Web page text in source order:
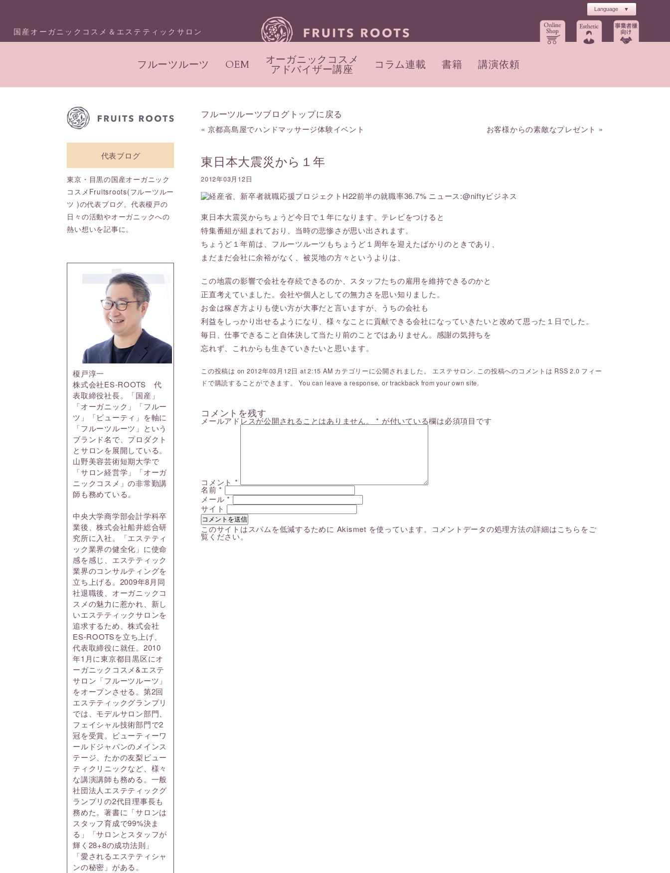
国産オーガニックコスメ＆エステティックサロン
フルーツルーツ OEM オーガニックコスメ
アドバイザー講座 コラム連載 書籍 講演依頼
フルーツルーツブログトップに戻る
« 京都高島屋でハンドマッサージ体験イベント お客様からの素敵なプレゼント »
東日本大震災から１年
2012年03月12日
東日本大震災からちょうど今日で１年になります。テレビをつけると
特集番組が組まれており、当時の悲惨さが思い出されます。
ちょうど１年前は、フルーツルーツもちょうど１周年を迎えたばかりのときであり、
まだまだ会社に余裕がなく、被災地の方々というよりは、
この地震の影響で会社を存続できるのか、スタッフたちの雇用を維持できるのかと
正直考えていました。会社や個人としての無力さを思い知りました。
お金は稼ぎ方よりも使い方が大事だと言いますが、うちの会社も
利益をしっかり出せるようになり、様々なことに貢献できる会社になっていきたいと改めて思った１日でした。
毎日、仕事できること自体決して当たり前のことではありません。感謝の気持ちを
忘れず、これからも生きていきたいと思います。
この投稿は on 2012年03月12日 at 2:15 AM カテゴリーに公開されました。 エステサロン. この投稿へのコメントは RSS 2.0 フィー
ドで購読することができます。 You canleave a response, ortrackback from your own site.
コメントを残す
メールアドレスが公開されることはありません。 * が付いている欄は必須項目です
コメント *
名前*
メール*
サイト
このサイトはスパムを低減するために Akismet を使っています。
コメントデータの処理方法の詳細はこちらをご
覧ください。
代表ブログ
東京・目黒の国産オーガニック
コスメFruitsroots(フルーツルー
ツ )の代表ブログ。代表榎戸の
日々の活動やオーガニックへの
熱い想いを記事に。
榎戸淳一
株式会社ES-ROOTS 代
表取締役社長。「国産」
「オーガニック」「フルー
ツ」「ビューティ」を軸に
「フルーツルーツ」という
ブランド名で、プロダクト
とサロンを展開している。
山野美容芸術短期大学で
「サロン経営学」「オーガ
ニックコスメ」の非常勤講
師も務めている。
中央大学商学部会計学科卒
業後、株式会社船井総合研
究所に入社。「エステティ
ック業界の健全化」に使命
感を感じ、エステティック
業界のコンサルティングを
立ち上げる。2009年8月同
社退職後、オーガニックコ
スメの魅力に惹かれ、新し
いエステティックサロンを
追求するため、株式会社
ES-ROOTSを立ち上げ、
代表取締役に就任。2010
年1月に東京都目黒区にオ
ーガニックコスメ&エステ
サロン「フルーツルーツ」
をオープンさせる。第2回
エステティックグランプリ
では、モデルサロン部門、
フェイシャル技術部門で2
冠を受賞。ビューティーワ
ールドジャパンのメインス
テージ、たかの友梨ビュー
ティクリニックなど、様々
な講演講師も務める。一般
社団法人エステティックグ
ランプリの2代目理事長も
務めた。著書に「サロンは
スタッフ育成で99%決ま
る」「サロンとスタッフが
輝く28+8の成功法則」
「愛されるエステティシャ
ンの秘密」がある。